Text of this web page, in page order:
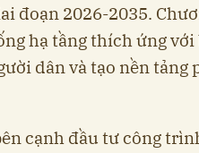
đoạn 2026-2035.
hạ tầng thích ứng
dân và tạo nền tảng
cạnh đầu tư công